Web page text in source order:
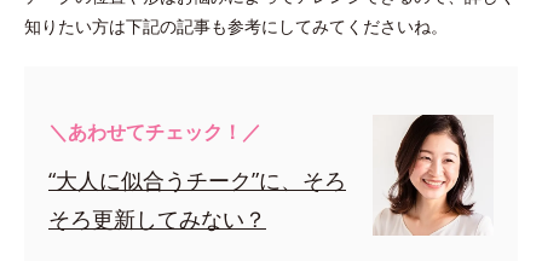
知りたい方は下記の記事も参考にしてみてくださいね。
＼あわせてチェック！／
“大人に似合うチーク”に、そろ
そろ更新してみない？